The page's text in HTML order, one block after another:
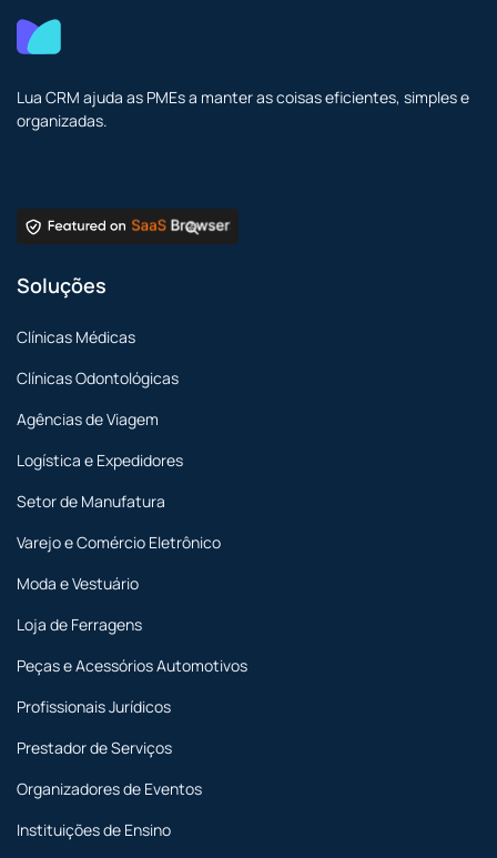
Lua CRM ajuda as PMEs a manter as coisas eficientes, simples e
organizadas.
Soluções
Clínicas Médicas
Clínicas Odontológicas
Agências de Viagem
Logística e Expedidores
Setor de Manufatura
Varejo e Comércio Eletrônico
Moda e Vestuário
Loja de Ferragens
Peças e Acessórios Automotivos
Profissionais Jurídicos
Prestador de Serviços
Organizadores de Eventos
Instituições de Ensino